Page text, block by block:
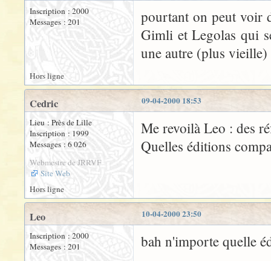
Inscription : 2000
Messages : 201
pourtant on peut voir
Gimli et Legolas qui
une autre (plus
Hors ligne
09-04-2000 18:53
Cedric
Lieu : Près de Lille
Inscription : 1999
Messages : 6 026
Webmestre de JRRVF
Site Web
Me revoilà Leo : des
Quelles éditions
Hors ligne
10-04-2000 23:50
Leo
Inscription : 2000
Messages : 201
bah n'importe quelle